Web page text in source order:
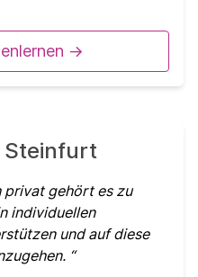
->
Steinfurt
privat gehört es zu
individuellen
und auf diese